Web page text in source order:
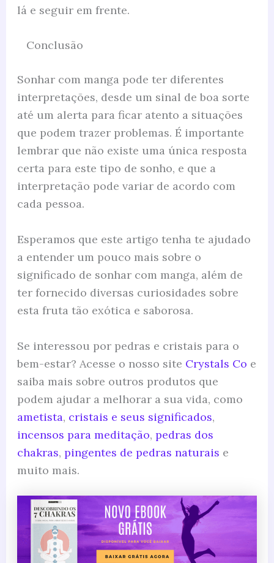
lá e seguir em frente.
Conclusão
Sonhar com manga pode ter diferentes
interpretações, desde um sinal de boa sorte
até um alerta para ficar atento a situações
que podem trazer problemas. É importante
lembrar que não existe uma única resposta
certa para este tipo de sonho, e que a
interpretação pode variar de acordo com
cada pessoa.
Esperamos que este artigo tenha te ajudado
a entender um pouco mais sobre o
significado de sonhar com manga, além de
ter fornecido diversas curiosidades sobre
esta fruta tão exótica e saborosa.
Se interessou por pedras e cristais para o
bem-estar? Acesse o nosso site Crystals Co e
saiba mais sobre outros produtos que
podem ajudar a melhorar a sua vida, como
ametista, cristais e seus significados,
incensos para meditação, pedras dos
chakras, pingentes de pedras naturais e
muito mais.